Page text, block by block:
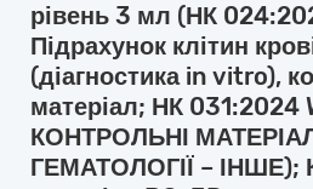
рівень 3 мл (НК
Підрахунок клітин
(діагностика in vitro),
матеріал; НК 031:2024
КОНТРОЛЬНІ
ГЕМАТОЛОГІЇ – ІНШЕ);